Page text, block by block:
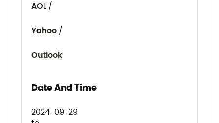
AOL /
Yahoo /
Outlook
Date And Time
2024-09-29